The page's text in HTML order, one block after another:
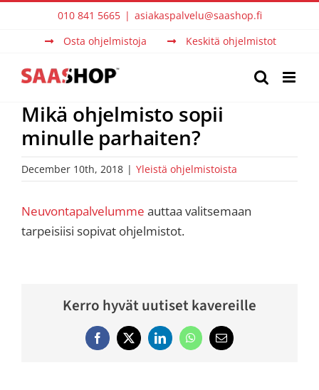
010 841 5665 | asiakaspalvelu@saashop.fi
Osta ohjelmistoja
Keskitä ohjelmistot
Mikä ohjelmisto sopii
minulle parhaiten?
December 10th, 2018 | Yleistä ohjelmistoista
Neuvontapalvelumme auttaa valitsemaan
tarpeisiisi sopivat ohjelmistot.
Kerro hyvät uutiset kavereille
FacebookTwitterLinkedInWhatsApp
Email